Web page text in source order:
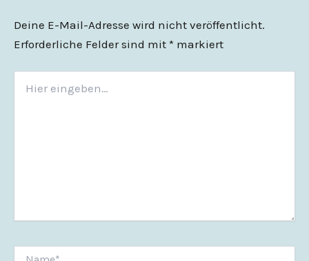
Deine E-Mail-Adresse wird nicht veröffentlicht.
Erforderliche Felder sind mit * markiert
eingeben…